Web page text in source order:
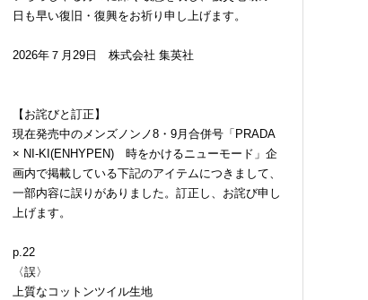
日も早い復旧・復興をお祈り申し上げます。
2026年７月29日 株式会社 集英社
【お詫びと訂正】
現在発売中のメンズノンノ8・9月合併号「PRADA
× NI-KI(ENHYPEN) 時をかけるニューモード」企
画内で掲載している下記のアイテムにつきまして、
一部内容に誤りがありました。訂正し、お詫び申し
上げます。
p.22
〈誤〉
上質なコットンツイル生地